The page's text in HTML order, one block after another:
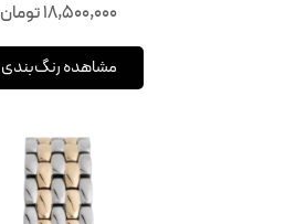
18,500,000تومان
مشاهده رنگ‌بندی